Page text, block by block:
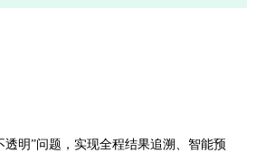
明”问题，实现全程结果追溯、智能预